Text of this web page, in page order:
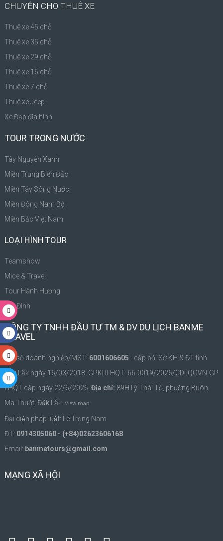
CHUYÊN CHO THUÊ XE
Thuê xe 45 chỗ
Thuê xe 35 chỗ
Thuê xe 29 chỗ
Thuê xe 16 chỗ
Thuê xe 7 chỗ
Thuê xe Jeep
Xe Đạp địa hình
TOUR TRONG NƯỚC
Tây Nguyên Xanh
Miền Trung Biển Đảo
Miền Tây Sông Nước
Miền Đông Nam Bộ
Miền Bắc Việt Nam
LOẠI HÌNH TOUR
Teamshow
Mice & Travel
Tour Hành Hương
Gia Đình
CÔNG TY TNHH ĐẦU TƯ TM & DV DU LỊCH BANME
TRAVEL
Mã số doanh nghiệp/MST: 6001606605 - cấp bởi Sở KH & ĐT tỉnh
Đắk Lắk ngày 16/03/2018. GPKDLHQT: 66-0019/2026/CDLQGVN-GP
LHQT cấp ngày 22/6/2026. Địa chỉ: 89H Lý Thái Tổ, phường Buôn
Ma Thuột, Đắk Lắk. View map
Đại diện pháp luật: Lê Trọng Nam
ĐT: 0914305060 - (+84)02623606168
Email: banmetours@gmail.com
MẠNG XÃ HỘI